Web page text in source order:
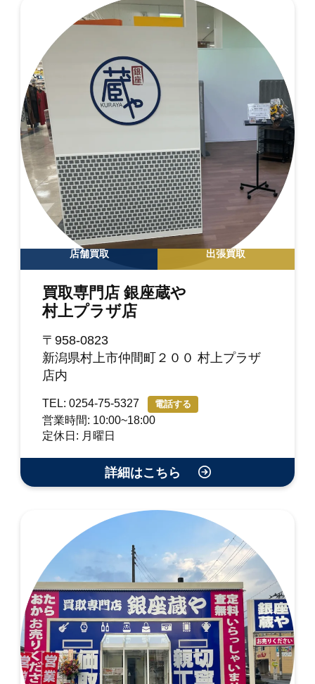
店舗買取 出張買取
買取専門店 銀座蔵や
村上プラザ店
〒958-0823
新潟県村上市仲間町２００ 村上プラザ
店内
TEL: 0254-75-5327 電話する
営業時間: 10:00~18:00
定休日: 月曜日
詳細はこちら